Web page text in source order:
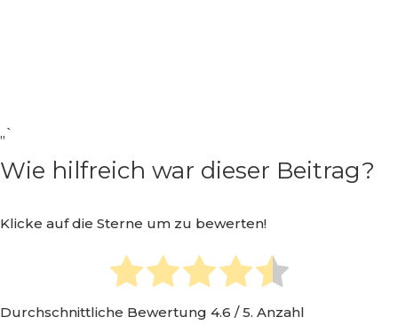
„`
Wie hilfreich war dieser Beitrag?
Klicke auf die Sterne um zu bewerten!
Durchschnittliche Bewertung 4.6 / 5. Anzahl